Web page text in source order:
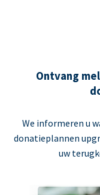
Ontvang
We informeren u
donatieplannen
uw